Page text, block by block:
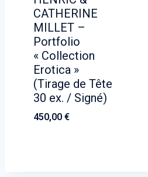
CATHERINE
MILLET –
Portfolio
« Collection
Erotica »
(Tirage de Tête
30 ex. / Signé)
450,00 €